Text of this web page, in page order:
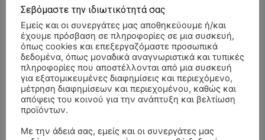
ΜΝΗΜΟΣΥΝΟ
4/9/2022 –
ΧΡΗΣΤΟΣ
ΚΙΤΣΑΡΑΣ ΕΤΗΣΙΟ
Ιωαννίνων 31 Αυγούστου, 2022
ΤΕΡΟΒΟ
ΜΝΗΜΟΣΥΝΟ
14/8/2022 –
ΒΑΣΙΛΙΚΗΣ &
ΣΤΥΛΙΑΝΟΥ
ΜΟΛΩΝΗ
Ιωαννίνων 9 Αυγούστου, 2022
ΠΡΑΜΑΝΤΑ
Σεβόμαστε την ιδιωτικότητά σας
Εμείς και οι συνεργάτες μας αποθηκεύουμε ή/και
έχουμε πρόσβαση σε πληροφορίες σε μια συσκευή,
όπως cookies και επεξεργαζόμαστε προσωπικά
δεδομένα, όπως μοναδικά αναγνωριστικά και τυπικές
πληροφορίες που αποστέλλονται από μια συσκευή
για εξατομικευμένες διαφημίσεις και περιεχόμενο,
μέτρηση διαφημίσεων και περιεχομένου, καθώς και
απόψεις του κοινού για την ανάπτυξη και βελτίωση
προϊόντων.
Με την άδειά σας, εμείς και οι συνεργάτες μας